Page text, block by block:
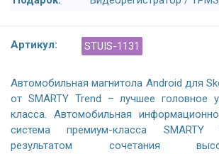
Артикул: STUIS-1131
Автомобильная магнитола Android для
от SMARTY Trend – лучшее головное
класса. Автомобильная
система премиум-класса SMARTY
результатом сочетания